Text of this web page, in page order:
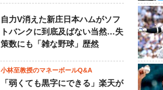
自力V消えた新庄日本ハムがソフ
トバンクに到底及ばない当然…失
策数にも「雑な野球」歴然
小林至教授のマネーボールQ&A
「弱くても黒字にできる」楽天が